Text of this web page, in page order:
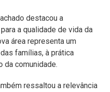
destacou a
a qualidade de vida da
área representa um
famílias, à prática
da comunidade.
ressaltou a relevância